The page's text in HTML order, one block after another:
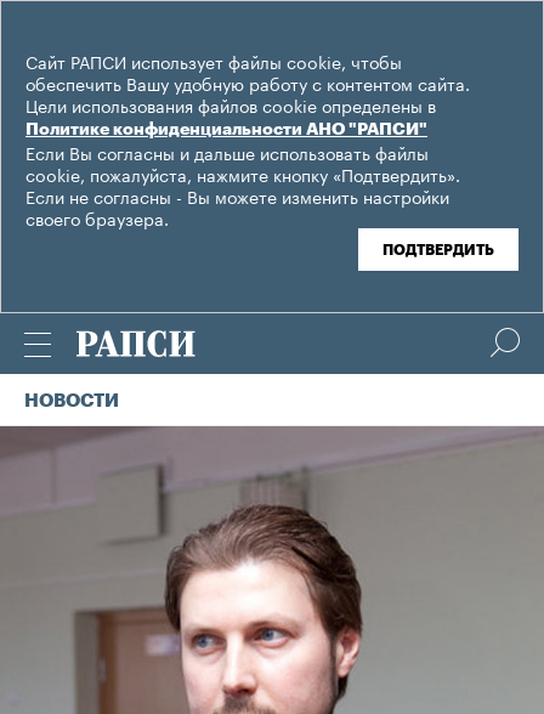
Сайт РАПСИ использует файлы cookie, чтобы
обеспечить Вашу удобную работу с контентом сайта.
Цели использования файлов cookie определены в
Политике конфиденциальности АНО "РАПСИ"
Если Вы согласны и дальше использовать файлы
cookie, пожалуйста, нажмите кнопку «Подтвердить».
Если не согласны - Вы можете изменить настройки
своего браузера.
ПОДТВЕРДИТЬ
НОВОСТИ